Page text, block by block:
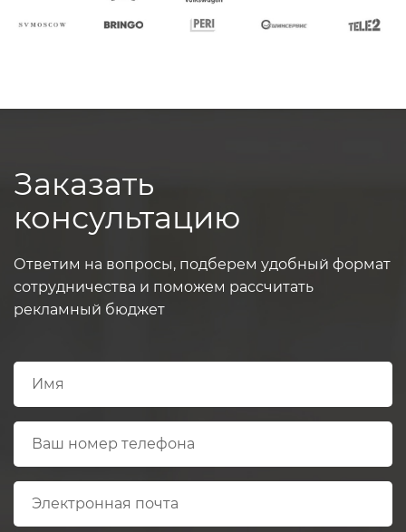
Заказать
консультацию
Ответим на вопросы, подберем удобный формат
сотрудничества и поможем рассчитать
рекламный бюджет